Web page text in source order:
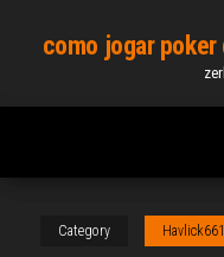
content
como jogar
Category